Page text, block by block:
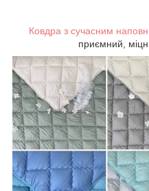
Ковдра з сучасним
приємний,